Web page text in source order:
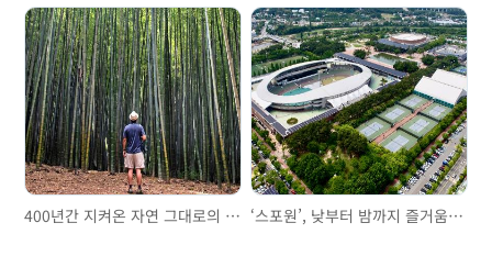
400년간 지켜온 자연 그대로의 숲을 만나다 ‘스포원’, 낮부터 밤까지 즐거움 가득!